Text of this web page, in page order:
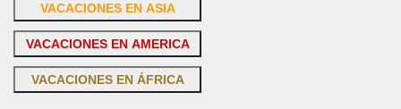
VACACIONES EN ASIA
VACACIONES EN AMERICA
VACACIONES EN ÁFRICA